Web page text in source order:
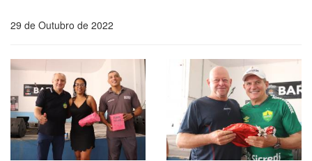
29 de Outubro de 2022